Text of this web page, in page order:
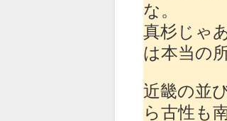
な。
真杉じゃ
は本当の
近畿の並
ら古性も